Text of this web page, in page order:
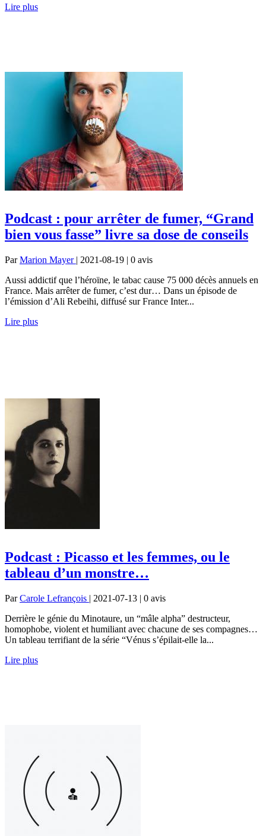
Lire plus
Podcast : pour arrêter de fumer, “Grand
bien vous fasse” livre sa dose de conseils
ParMarion Mayer | 2021-08-19 | 0 avis
Aussi addictif que l’héroïne, le tabac cause 75 000 décès annuels en
France. Mais arrêter de fumer, c’est dur… Dans un épisode de
l’émission d’Ali Rebeihi, diffusé sur France Inter...
Lire plus
Podcast : Picasso et les femmes, ou le
tableau d’un monstre…
ParCarole Lefrançois | 2021-07-13 | 0 avis
Derrière le génie du Minotaure, un “mâle alpha” destructeur,
homophobe, violent et humiliant avec chacune de ses compagnes…
Un tableau terrifiant de la série “Vénus s’épilait-elle la...
Lire plus